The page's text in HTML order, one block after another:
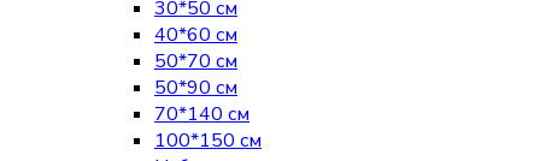
30*50 см
40*60 см
50*70 см
50*90 см
70*140 см
100*150 см